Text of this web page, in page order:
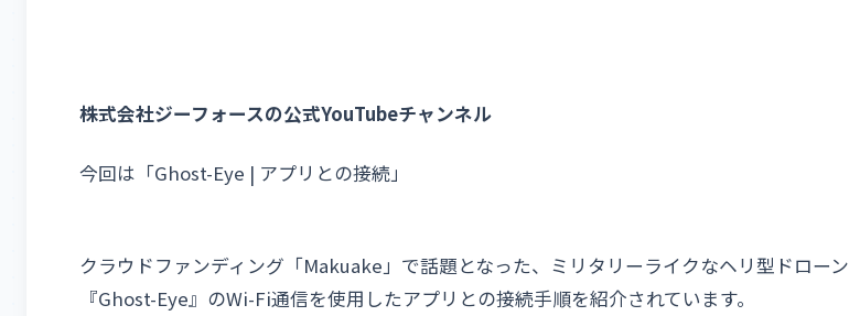
株式会社ジーフォースの公式YouTubeチャンネル
今回は「Ghost-Eye | アプリとの接続」
クラウドファンディング「Makuake」で話題となった、ミリタリーライクなヘリ型ドローン
『Ghost-Eye』のWi-Fi通信を使用したアプリとの接続手順を紹介されています。